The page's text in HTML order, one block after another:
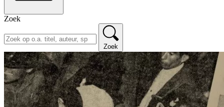
Zoek
Zoek